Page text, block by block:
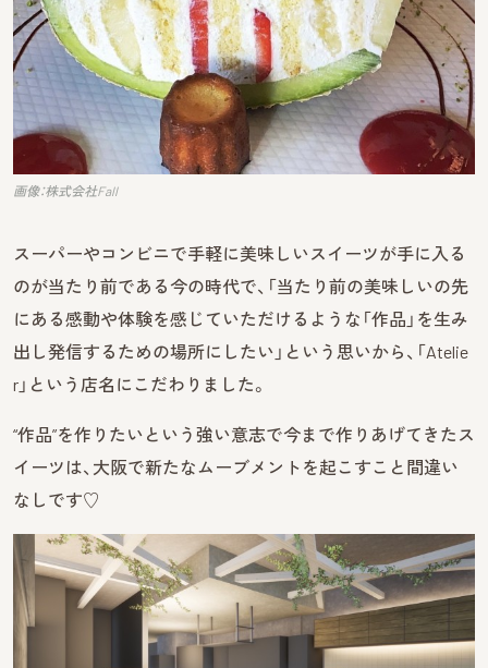
画像：株式会社Fall
スーパーやコンビニで手軽に美味しいスイーツが手に入る
のが当たり前である今の時代で、「当たり前の美味しいの先
にある感動や体験を感じていただけるような「作品」を生み
出し発信するための場所にしたい」という思いから、「Atelie
r」という店名にこだわりました。
“作品”を作りたいという強い意志で今まで作りあげてきたス
イーツは、大阪で新たなムーブメントを起こすこと間違い
なしです♡